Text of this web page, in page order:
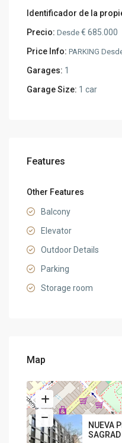
Identificador de la
Precio: Desde € 685.000
Price Info: PARKING
Garages: 1
Garage Size: 1 car
Features
Other Features
Balcony
Elevator
Outdoor Details
Parking
Storage room
Map
NUEVA
SAGRAD